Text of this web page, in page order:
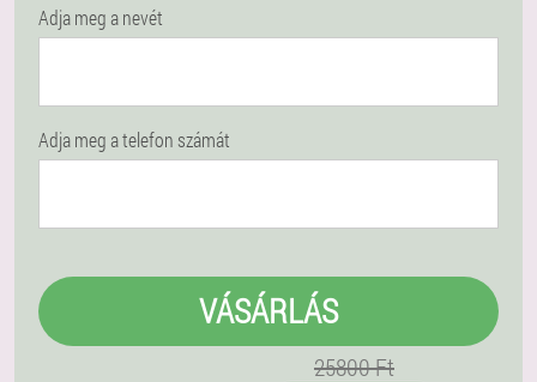
Adja meg a nevét
Adja meg a telefon számát
VÁSÁRLÁS
25800 Ft